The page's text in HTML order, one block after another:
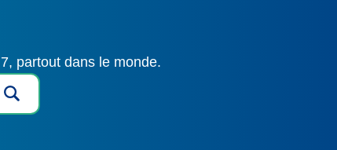
partout dans le monde.